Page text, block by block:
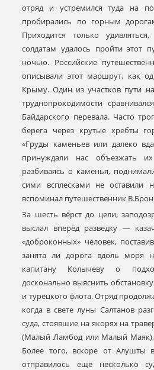
отряд и устремился туда на
пробирались по горным
Приходится только
солдатам удалось пройти
ночью. Российские
описывали этот маршрут, как
Крыму. Один из участков пути
труднопроходимости
Байдарского перевала. Часто
берега через крутые хребты
«Груды каменьев или далеко
принуждали нас объезжать
разбиваясь о каменья,
сими всплесками не оставили
вспоминал путешественник
За шесть вёрст до цели,
выслал вперёд разведку —
«доброконных» человек,
занята ли дорога вдоль моря
капитану Колычеву о
досконально выяснить
и турецкого флота. Отряд
когда в свете луны Салтанов
суда, стоявшие на якорях на
(Малый Ламбод или Малый Маяк),
Более того, вскоре от Алушты
отправилось ещё несколько